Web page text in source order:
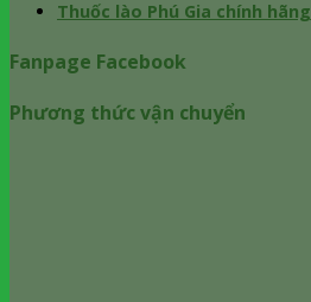
Thuốc lào Phú Gia chính hãng
Fanpage Facebook
Phương thức vận chuyển